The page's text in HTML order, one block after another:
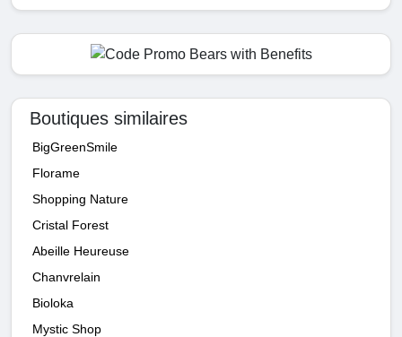
Boutiques similaires
BigGreenSmile
Florame
Shopping Nature
Cristal Forest
Abeille Heureuse
Chanvrelain
Bioloka
Mystic Shop